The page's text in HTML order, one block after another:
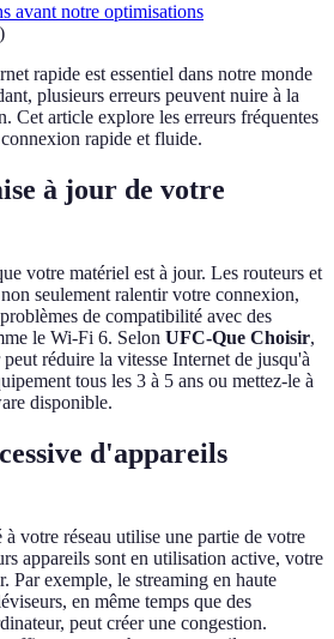
avant notre optimisations
rapide est essentiel dans notre monde
plusieurs erreurs peuvent nuire à la
Cet article explore les erreurs fréquentes
rapide et fluide.
à jour de votre
votre matériel est à jour. Les routeurs et
seulement ralentir votre connexion,
de compatibilité avec des
le Wi-Fi 6. Selon UFC-Que Choisir,
réduire la vitesse Internet de jusqu'à
tous les 3 à 5 ans ou mettez-le à
disponible.
d'appareils
votre réseau utilise une partie de votre
appareils sont en utilisation active, votre
Par exemple, le streaming en haute
en même temps que des
peut créer une congestion.